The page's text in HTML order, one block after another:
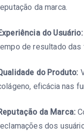
da marca.
do Usuário:
de resultado
do Produto:
eficácia nas
da Marca:
dos